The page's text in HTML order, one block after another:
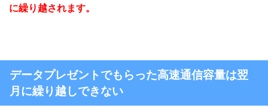
に繰り越されます。
データプレゼントでもらった高速通信容量は翌
月に繰り越しできない